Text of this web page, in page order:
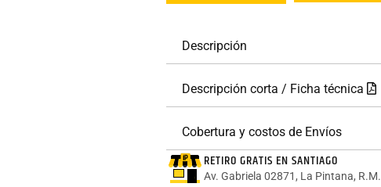
Descripción
Descripción corta / Ficha técnica
Cobertura y costos de Envíos
RETIRO GRATIS EN SANTIAGO
Av. Gabriela 02871, La Pintana, R.M.